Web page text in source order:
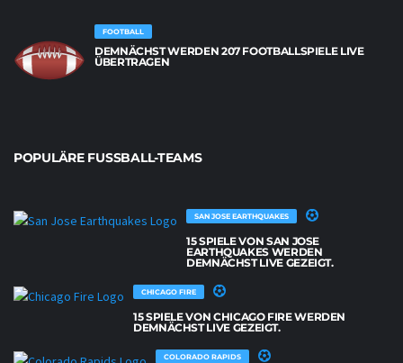
FOOTBALL
DEMNÄCHST WERDEN 207 FOOTBALLSPIELE LIVE
ÜBERTRAGEN
POPULÄRE FUSSBALL-TEAMS
SAN JOSE EARTHQUAKES
15 SPIELE VON SAN JOSE
EARTHQUAKES WERDEN
DEMNÄCHST LIVE GEZEIGT.
CHICAGO FIRE
15 SPIELE VON CHICAGO FIRE WERDEN
DEMNÄCHST LIVE GEZEIGT.
COLORADO RAPIDS